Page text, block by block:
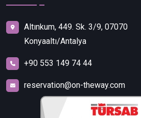
Altınkum, 449. Sk. 3/9, 07070
Konyaaltı/Antalya
+90 553 149 74 44
reservation@on-theway.com